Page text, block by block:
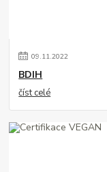
09.11.2022
BDIH
číst celé